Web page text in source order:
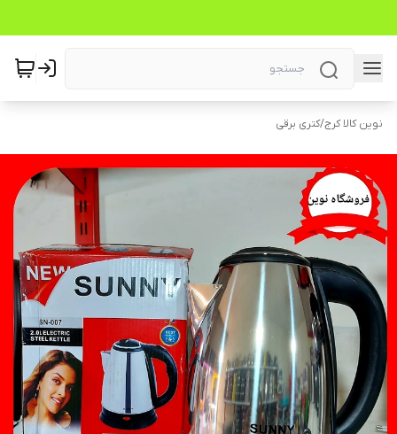
نوین کالا کرج/کتری برقی